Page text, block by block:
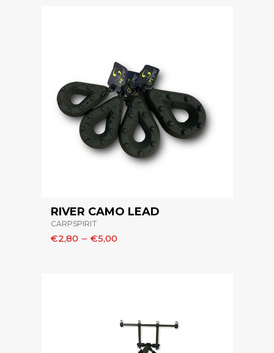
RIVER CAMO LEAD
CARPSPIRIT
€2,80 – €5,00